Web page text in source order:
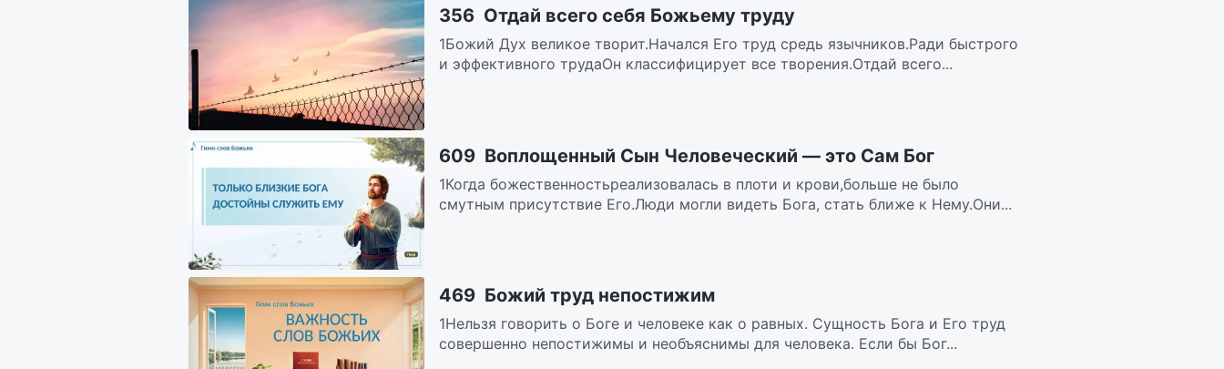
356 Отдай всего себя Божьему труду
1Божий Дух великое творит.Начался Его труд средь язычников.Ради быстрого
и эффективного трудаОн классифицирует все творения.Отдай всего...
609 Воплощенный Сын Человеческий — это Сам Бог
1Когда божественностьреализовалась в плоти и крови,больше не было
смутным присутствие Его.Люди могли видеть Бога, стать ближе к Нему.Они...
469 Божий труд непостижим
1Нельзя говорить о Боге и человеке как о равных. Сущность Бога и Его труд
совершенно непостижимы и необъяснимы для человека. Если бы Бог...